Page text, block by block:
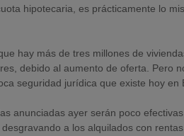
hipotecaria, es prácticamente lo
hay más de tres millones de
debido al aumento de oferta. Pero
seguridad jurídica que existe hoy en
anunciadas ayer serán poco
a los alquilados con